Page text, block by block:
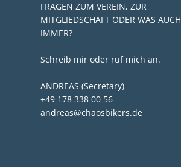
FRAGEN ZUM VEREIN, ZUR
MITGLIEDSCHAFT ODER WAS AUCH
IMMER?
Schreib mir oder ruf mich an.
ANDREAS (Secretary)
+49 178 338 00 56
andreas@chaosbikers.de